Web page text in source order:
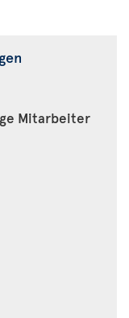
Mitarbeiter